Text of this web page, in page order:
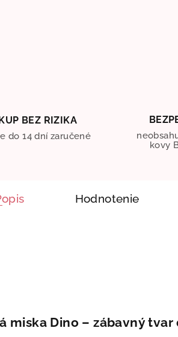
BEZ RIZIKA
do 14 dní zaručené
kovy
Hodnotenie
miska Dino – zábavný